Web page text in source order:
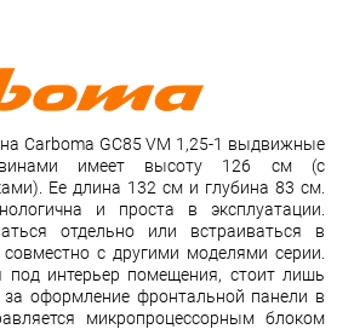
Carboma GC85 VM 1,25-1 выдвижные
имеет высоту 126 см (с
Ее длина 132 см и глубина 83 см.
и проста в эксплуатации.
отдельно или встраиваться в
с другими моделями серии.
под интерьер помещения, стоит лишь
за оформление фронтальной панели в
микропроцессорным блоком